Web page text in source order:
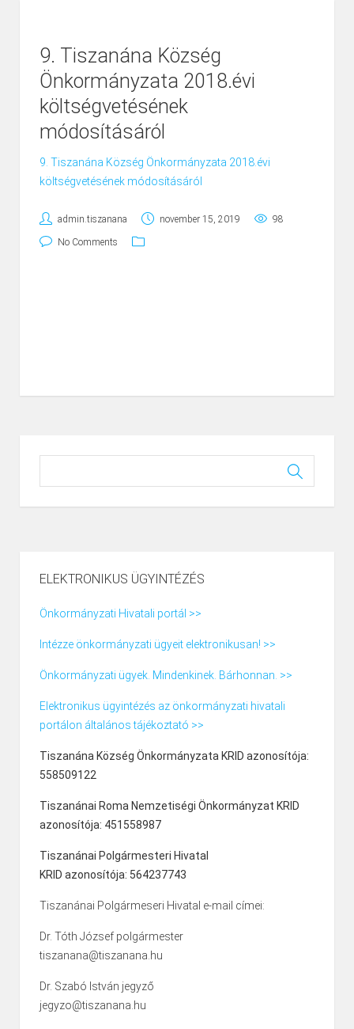
9. Tiszanána Község
Önkormányzata 2018.évi
költségvetésének
módosításáról
9. Tiszanána Község Önkormányzata 2018.évi
költségvetésének módosításáról
admin.tiszanana november 15, 2019 98
No Comments
ELEKTRONIKUS ÜGYINTÉZÉS
Önkormányzati Hivatali portál >>
Intézze önkormányzati ügyeit elektronikusan! >>
Önkormányzati ügyek. Mindenkinek. Bárhonnan. >>
Elektronikus ügyintézés az önkormányzati hivatali
portálon általános tájékoztató >>
Tiszanána Község Önkormányzata KRID azonosítója:
558509122
Tiszanánai Roma Nemzetiségi Önkormányzat KRID
azonosítója: 451558987
Tiszanánai Polgármesteri Hivatal
KRID azonosítója: 564237743
Tiszanánai Polgármeseri Hivatal e-mail címei:
Dr. Tóth József polgármester
tiszanana@tiszanana.hu
Dr. Szabó István jegyző
jegyzo@tiszanana.hu